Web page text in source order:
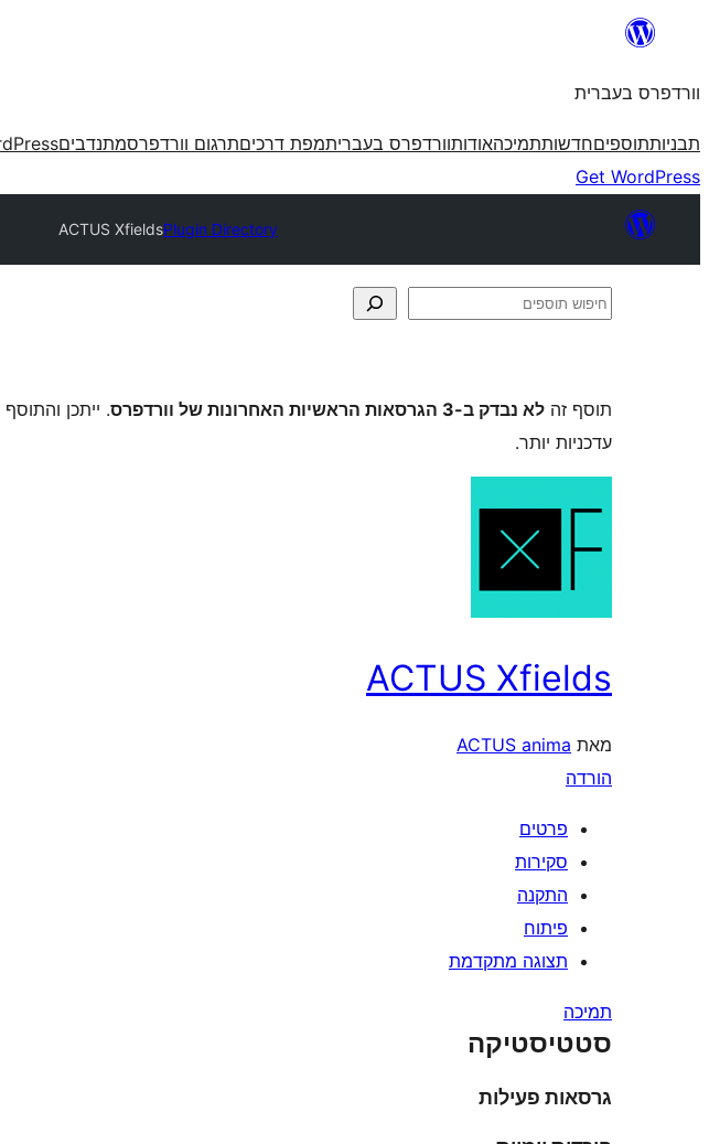
וורדפרס בעברית
תבניותתוספיםחדשותתמיכהאודותוורדפרס בעבריתמפת דרכיםתרגום וורדפרסמתנדבים
Get WordPress
Plugin Directory
ACTUS Xfields
חיפוש
תוסף זה לא נבדק ב-3 הגרסאות הראשיות האחרונות של וורדפרס
. ייתכן
עדכניות יותר.
ACTUS Xfields
מאת ACTUS anima
הורדה
פרטים
סקירות
התקנה
פיתוח
תצוגה מתקדמת
תמיכה
סטטיסטיקה
גרסאות פעילות